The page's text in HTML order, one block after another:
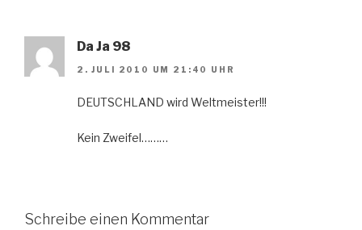
Da Ja 98
2. JULI 2010 UM 21:40 UHR
DEUTSCHLAND wird Weltmeister!!!
Kein Zweifel………
Schreibe einen Kommentar